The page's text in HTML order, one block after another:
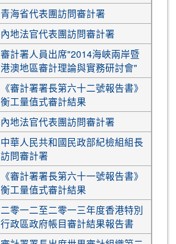
青海省代表團訪問審計署
內地法官代表團訪問審計署
審計署人員出席"2014海峽兩岸暨
港澳地區審計理論與實務研討會"
《審計署署長第六十二號報告書》
衡工量值式審計結果
內地法官代表團訪問審計署
中華人民共和國民政部紀檢組組長
訪問審計署
《審計署署長第六十一號報告書》
衡工量值式審計結果
二零一二至二零一三年度香港特別
行政區政府帳目審計結果報告書